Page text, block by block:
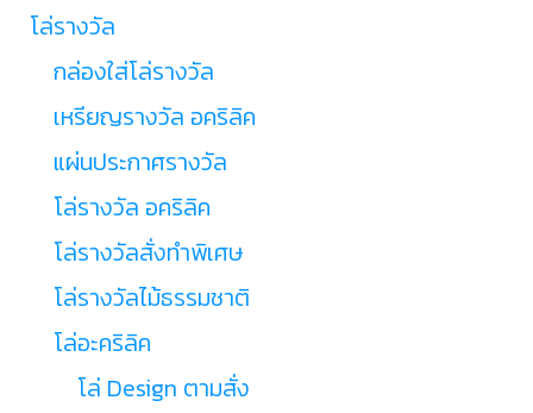
โล่รางวัล
กล่องใส่โล่รางวัล
เหรียญรางวัล อคริลิค
แผ่นประกาศรางวัล
โล่รางวัล อคริลิค
โล่รางวัลสั่งทำพิเศษ
โล่รางวัลไม้ธรรมชาติ
โล่อะคริลิค
โล่ Design ตามสั่ง